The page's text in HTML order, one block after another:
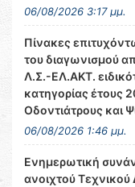
06/08/2026 3:17 μμ.
Πίνακες
του διαγωνισμού
Λ.Σ.-ΕΛ.ΑΚΤ.
κατηγορίας έτους
Οδοντιάτρους και
06/08/2026 1:46 μμ.
Ενημερωτική
ανοιχτού Τεχνικού